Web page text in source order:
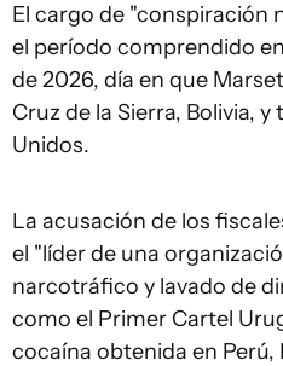
El cargo de "conspiración
el período comprendido
de 2026, día en que
Cruz de la Sierra, Bolivia,
Unidos.
La acusación de los
el "líder de una
narcotráfico y lavado de
como el Primer Cartel
cocaína obtenida en Perú,